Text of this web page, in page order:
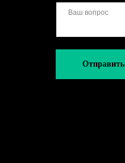
Отправить